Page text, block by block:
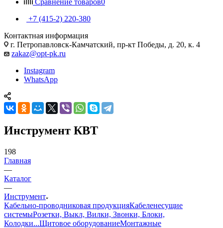
Сравнение товаров0
+7 (415-2) 220-380
Контактная информация
г. Петропавловск-Камчатский, пр-кт Победы, д. 20, к. 4
zakaz@opt-pk.ru
Instagram
WhatsApp
Инструмент КВТ
198
Главная
—
Каталог
—
Инструмент
Кабельно-проводниковая продукцияКабеленесущие
системыРозетки, Выкл, Вилки, Звонки, Блоки,
Колодки...Щитовое оборудованиеМонтажные